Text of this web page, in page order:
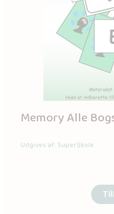
Memory Alle
Udgives af: SuperSkole